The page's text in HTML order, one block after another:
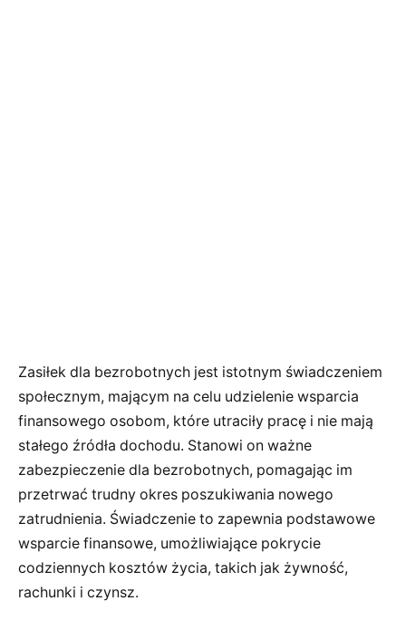
Zasiłek dla bezrobotnych jest istotnym świadczeniem
społecznym, mającym na celu udzielenie wsparcia
finansowego osobom, które utraciły pracę i nie mają
stałego źródła dochodu. Stanowi on ważne
zabezpieczenie dla bezrobotnych, pomagając im
przetrwać trudny okres poszukiwania nowego
zatrudnienia. Świadczenie to zapewnia podstawowe
wsparcie finansowe, umożliwiające pokrycie
codziennych kosztów życia, takich jak żywność,
rachunki i czynsz.